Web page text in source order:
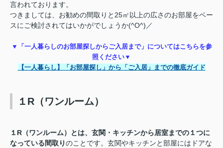
言われております。
つきましては、お勧めの間取りと25㎡以上の広さのお部屋をベー
スにご検討されてはいかがでしょうか(^O^)／
▼「一人暮らしのお部屋探しからご入居まで」についてはこちらを参
照ください▼
【一人暮らし】「お部屋探し」から「ご入居」までの徹底ガイド
１R（ワンルーム）
１R（ワンルーム）とは、玄関・キッチンから居室までの１つに
なっている間取りのことです。玄関やキッチンと部屋にはドアな